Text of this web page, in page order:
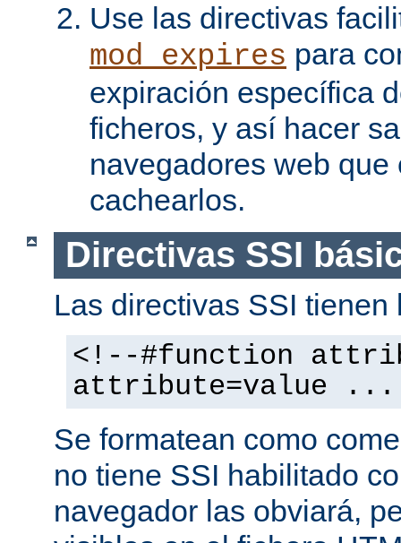
Use las directivas
mod_expires para
expiración específica
ficheros, y así hacer
navegadores web que
cachearlos.
Directivas SSI
Las directivas SSI
<!--#function
attribute=value
Se formatean como
no tiene SSI habilitado
navegador las obviará,